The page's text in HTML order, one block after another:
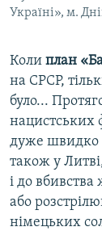
Україні», м.
Коли план
на СРСР,
було...
нацистських
дуже швидко
також у
і до вбивства
або
німецьких